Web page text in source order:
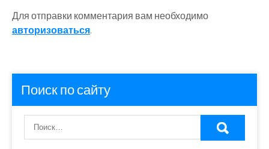
Для отправки комментария вам необходимо
авторизоваться.
Поиск по сайту